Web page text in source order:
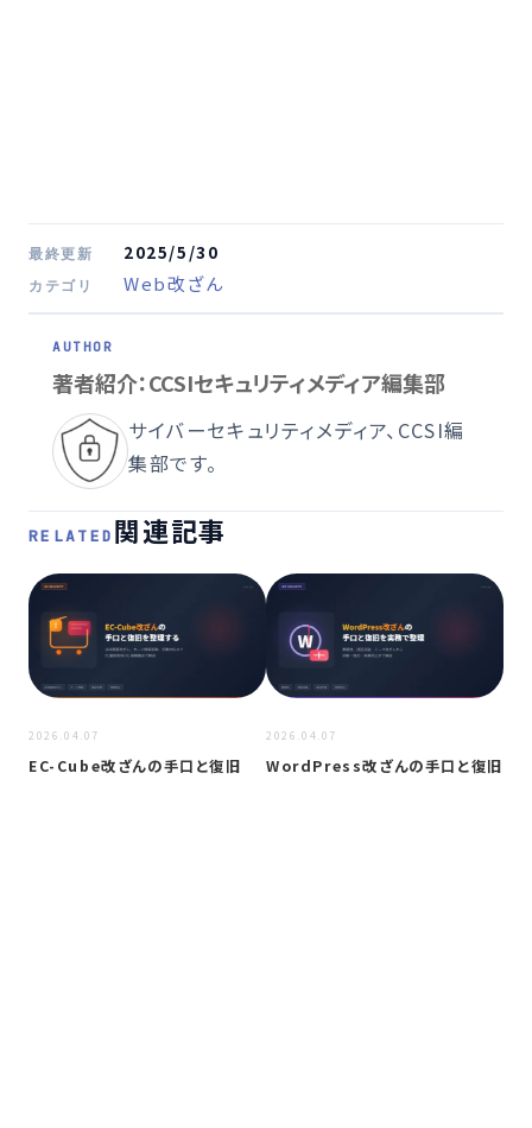
最終更新 2025/5/30
カテゴリ Web改ざん
著者紹介：CCSIセキュリティメディア編集部
サイバーセキュリティメディア、CCSI編
集部です。
RELATED 関連記事
2026.04.07
EC-Cube改ざんの手口と復旧
2026.04.07
WordPress改ざんの手口と復旧